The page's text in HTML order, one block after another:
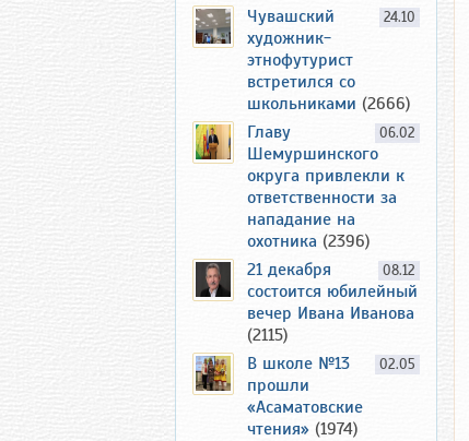
24.10
Чувашский
художник-
этнофутурист
встретился со
школьниками (2666)
06.02
Главу
Шемуршинского
округа привлекли к
ответственности за
нападание на
охотника (2396)
08.12
21 декабря
состоится юбилейный
вечер Ивана Иванова
(2115)
02.05
В школе №13
прошли
«Асаматовские
чтения» (1974)